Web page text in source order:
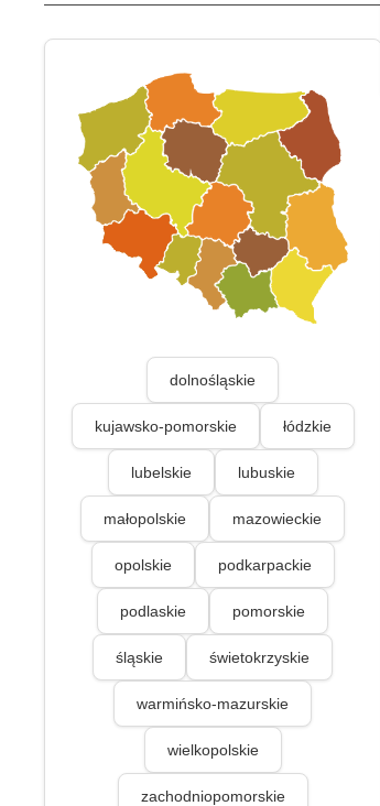
dolnośląskie
kujawsko-pomorskie łódzkie
lubelskie lubuskie
małopolskie mazowieckie
opolskie podkarpackie
podlaskie pomorskie
śląskie świetokrzyskie
warmińsko-mazurskie
wielkopolskie
zachodniopomorskie